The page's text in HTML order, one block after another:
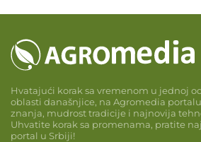
Hvatajući korak sa vremenom u jednoj
oblasti današnjice, na Agromedia
znanja, mudrost tradicije i najnovija
Uhvatite korak sa promenama, pratite
portal u Srbiji!